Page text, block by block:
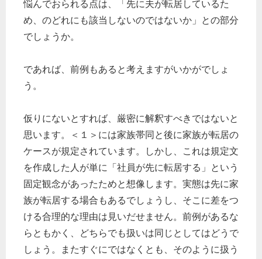
悩んでおられる点は、「先に夫が転居しているた
め、のどれにも該当しないのではないか」との部分
でしょうか。
であれば、前例もあると考えますがいかがでしょ
う。
仮りにないとすれば、厳密に解釈すべきではないと
思います。＜１＞には家族帯同と後に家族が転居の
ケースが規定されています。しかし、これは規定文
を作成した人が単に「社員が先に転居する」という
固定観念があったためと想像します。実態は先に家
族が転居する場合もあるでしょうし、そこに差をつ
ける合理的な理由は見いだせません。前例があるな
らともかく、どちらでも扱いは同じとしてはどうで
しょう。またすぐにではなくとも、そのように扱う